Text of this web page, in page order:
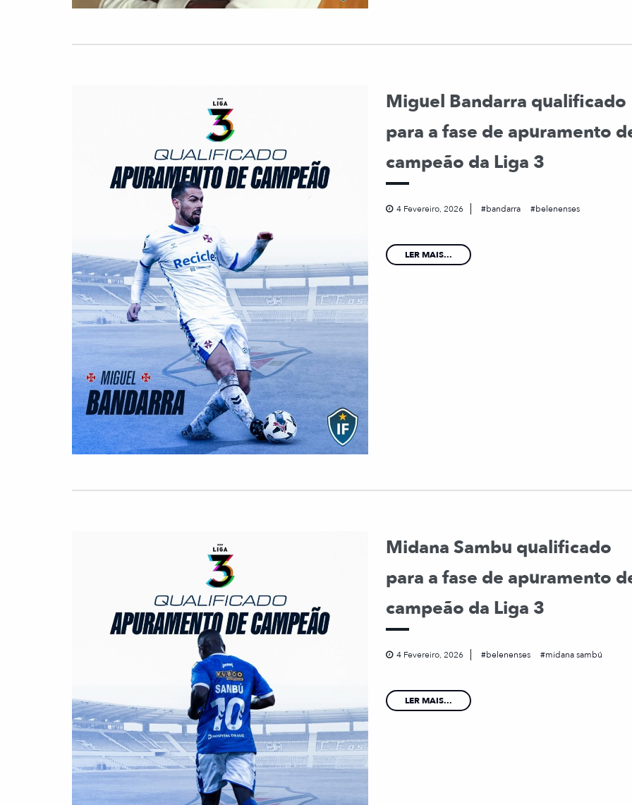
Miguel Bandarra qualificado
para a fase de apuramento
campeão da Liga 3
4 Fevereiro, 2026 bandarra belenenses
LER MAIS...
Midana Sambu qualificado
para a fase de apuramento
campeão da Liga 3
4 Fevereiro, 2026 belenenses midana sambú
LER MAIS...